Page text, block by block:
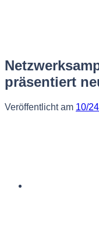
präsentiert
Veröffentlicht am 10/